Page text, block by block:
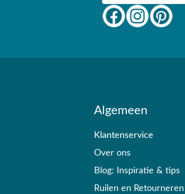
Algemeen
Klantenservice
Over ons
Blog: Inspiratie & tips
Ruilen en Retourneren